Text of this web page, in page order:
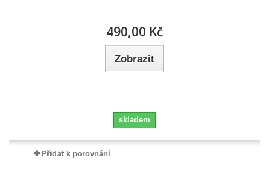
490,00 Kč
Zobrazit
skladem
Přidat k porovnání